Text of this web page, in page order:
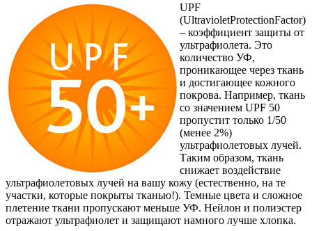
UPF
(UltravioletProtectionFactor)
– коэффициент защиты от
ультрафиолета. Это
количество УФ,
проникающее через ткань
и достигающее кожного
покрова. Например, ткань
со значением UPF 50
пропустит только 1/50
(менее 2%)
ультрафиолетовых лучей.
Таким образом, ткань
снижает воздействие
ультрафиолетовых лучей на вашу кожу (естественно, на те
участки, которые покрыты тканью!). Темные цвета и сложное
плетение ткани пропускают меньше УФ. Нейлон и полиэстер
отражают ультрафиолет и защищают намного лучше хлопка.